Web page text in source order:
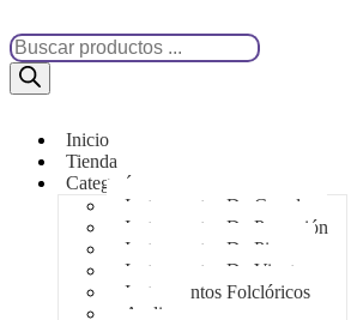
Inicio
Tienda
Categoría
Instrumentos De Cuerda
Instrumentos De Percusión
Instrumentos De Piano
Instrumentos De Viento
Instrumentos Folclóricos
Audio